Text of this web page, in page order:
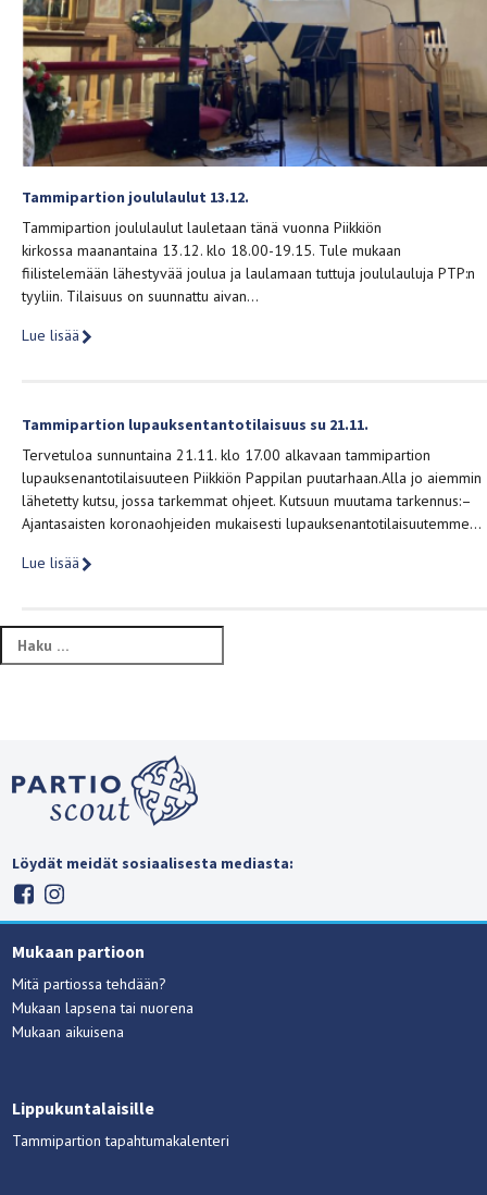
Tammipartion joululaulut 13.12.
Tammipartion joululaulut lauletaan tänä vuonna Piikkiön
kirkossa maanantaina 13.12. klo 18.00-19.15. Tule mukaan
fiilistelemään lähestyvää joulua ja laulamaan tuttuja joululauluja PTP:n
tyyliin. Tilaisuus on suunnattu aivan…
Lue lisää
Tammipartion lupauksentantotilaisuus su 21.11.
Tervetuloa sunnuntaina 21.11. klo 17.00 alkavaan tammipartion
lupauksenantotilaisuuteen Piikkiön Pappilan puutarhaan.Alla jo aiemmin
lähetetty kutsu, jossa tarkemmat ohjeet. Kutsuun muutama tarkennus:–
Ajantasaisten koronaohjeiden mukaisesti lupauksenantotilaisuutemme…
Lue lisää
Haku:
Löydät meidät sosiaalisesta mediasta:
Mukaan partioon
Mitä partiossa tehdään?
Mukaan lapsena tai nuorena
Mukaan aikuisena
Lippukuntalaisille
Tammipartion tapahtumakalenteri